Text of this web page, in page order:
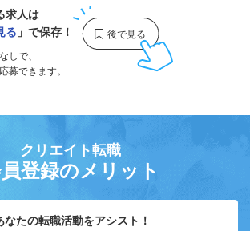
求人は
る 」で保存！
しで、
募できます。
クリエイト転職
登録のメリット
たの転職活動をアシスト！